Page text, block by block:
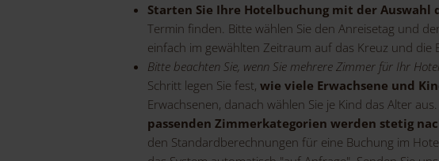
Starten Sie Ihre Hotelbuchung mit der Auswahl
Termin finden. Bitte wählen Sie den Anreisetag und
einfach im gewählten Zeitraum auf das Kreuz und die
Bitte beachten Sie, wenn Sie mehrere Zimmer für Ihr
Schritt legen Sie fest,wie viele Erwachsene und
Erwachsenen, danach wählen Sie je Kind das Alter
passenden Zimmerkategorien werden stetig
den Standardberechnungen für eine Buchung im